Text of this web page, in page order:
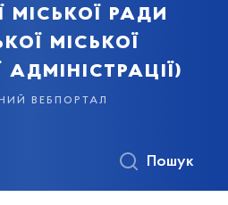
міської ради
міської
вебпортал
Пошук